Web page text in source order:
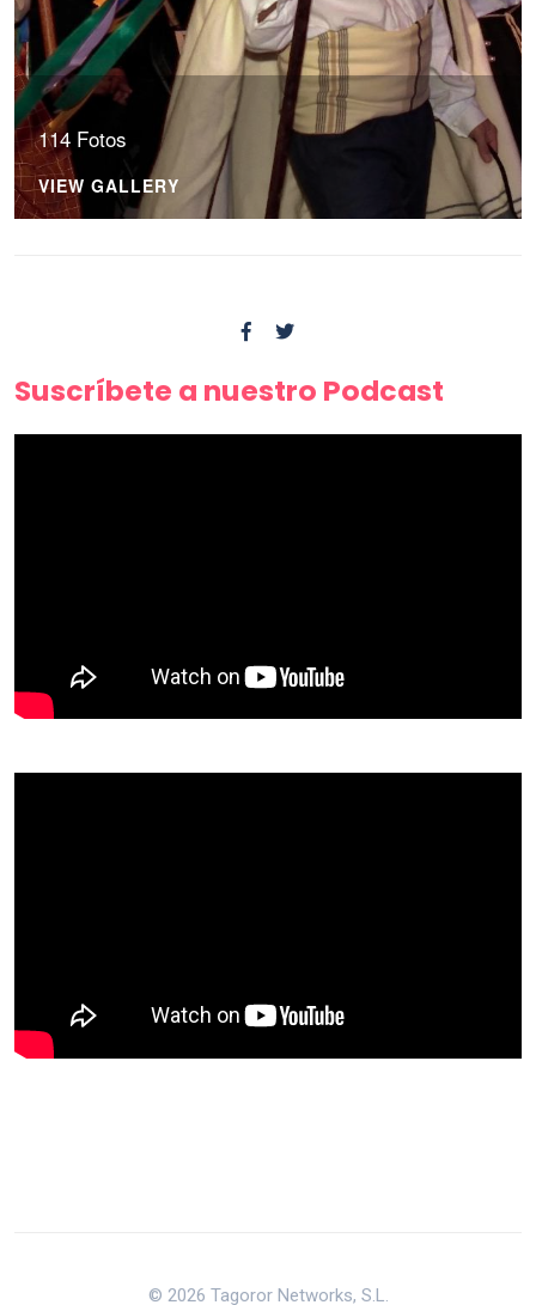
114 Fotos
VIEW GALLERY
Suscríbete a nuestro Podcast
© 2026 Tagoror Networks, S.L.